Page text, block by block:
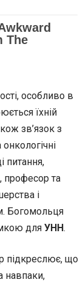
особливо в
їхній
зв’язок з
питання,
професор та
і
Богомольця
для УНН.
підкреслює, що
навпаки,